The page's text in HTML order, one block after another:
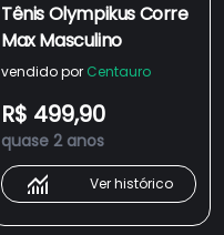
Tênis Olympikus Corre
Max Masculino
vendido por Centauro
R$ 499,90
quase 2 anos
Ver histórico